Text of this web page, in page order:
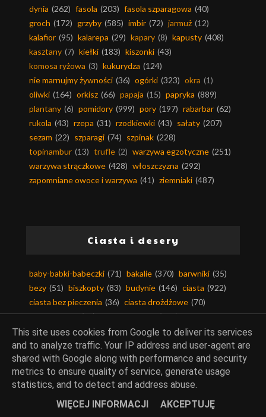
dynia (262) fasola (203) fasola szparagowa (40)
groch (172) grzyby (585) imbir (72) jarmuż (12)
kalafior (95) kalarepa (29) kapary (8) kapusty (408)
kasztany (7) kiełki (183) kiszonki (43)
komosa ryżowa (3) kukurydza (124)
nie marnujmy żywności (36) ogórki (323) okra (1)
oliwki (164) orkisz (66) papaja (15) papryka (889)
plantany (6) pomidory (999) pory (197) rabarbar (62)
rukola (43) rzepa (31) rzodkiewki (43) sałaty (207)
sezam (22) szparagi (74) szpinak (228)
topinambur (13) trufle (2) warzywa egzotyczne (251)
warzywa strączkowe (428) włoszczyzna (292)
zapomniane owoce i warzywa (41) ziemniaki (487)
Ciasta i desery
baby-babki-babeczki (71) bakalie (370) barwniki (35)
bezy (51) biszkopty (83) budynie (146) ciasta (922)
ciasta bez pieczenia (36) ciasta drożdżowe (70)
ciasta kruche (80) ciasta na zimno (187)
ciasta piaskowe (11) ciasta ucierane (189)
ciasta z kremem (62) ciasta z owocami (350)
ciasta z warzywami (71) ciastka i ciasteczka (163)
ciasto filo (13) ciasto francuskie (63)
ciasto kruche (108) ciasto makaronowe (11)
ciasto maślane (6) ciasto parzone
(17)
This site uses cookies from Google to deliver its services
and to analyze traffic. Your IP address and user-agent are
shared with Google along with performance and security
metrics to ensure quality of service, generate usage
statistics, and to detect and address abuse.
WIĘCEJ INFORMACJI
AKCEPTUJĘ